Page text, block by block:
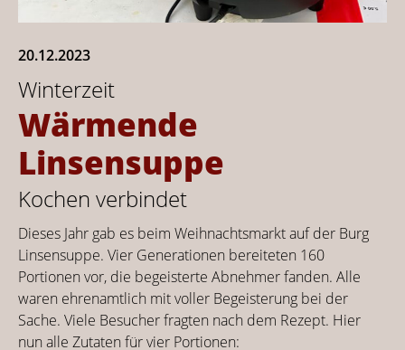
20.12.2023
Winterzeit
Wärmende
Linsensuppe
Kochen verbindet
Dieses Jahr gab es beim Weihnachtsmarkt auf der Burg
Linsensuppe. Vier Generationen bereiteten 160
Portionen vor, die begeisterte Abnehmer fanden. Alle
waren ehrenamtlich mit voller Begeisterung bei der
Sache. Viele Besucher fragten nach dem Rezept. Hier
nun alle Zutaten für vier Portionen: